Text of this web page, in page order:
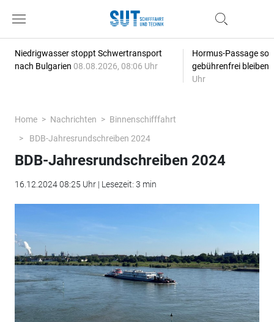
Niedrigwasser stoppt Schwertransport
nach Bulgarien 08.08.2026, 08:06 Uhr
Hormus-Passage
gebührenfrei bleiben
Uhr
Home Nachrichten
Binnenschifffahrt
BDB-Jahresrundschreiben 2024
BDB-Jahresrundschreiben 2024
16.12.2024 08:25 Uhr | Lesezeit: 3 min